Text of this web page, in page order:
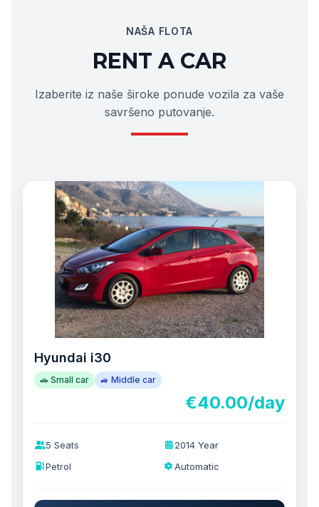
NAŠA FLOTA
RENT A CAR
Izaberite iz naše široke ponude vozila za vaše
savršeno putovanje.
Hyundai i30
🚗 Small car 🚙 Middle car
€40.00/day
5 Seats
2014 Year
Petrol
Automatic